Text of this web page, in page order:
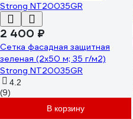
2 400 ₽
Сетка фасадная защитная
зеленая (2x50 м; 35 г/м2)
Strong NT20035GR
4.2
(9)
В корзину